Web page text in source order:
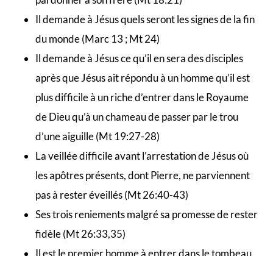
Il demande à Jésus quels seront les signes de la fin
du monde (Marc 13 ; Mt 24)
Il demande à Jésus ce qu’il en sera des disciples
après que Jésus ait répondu à un homme qu’il est
plus difficile à un riche d’entrer dans le Royaume
de Dieu qu’à un chameau de passer par le trou
d’une aiguille (Mt 19:27-28)
La veillée difficile avant l’arrestation de Jésus où
les apôtres présents, dont Pierre, ne parviennent
pas à rester éveillés (Mt 26:40-43)
Ses trois reniements malgré sa promesse de rester
fidèle (Mt 26:33,35)
Il est le premier homme à entrer dans le tombeau